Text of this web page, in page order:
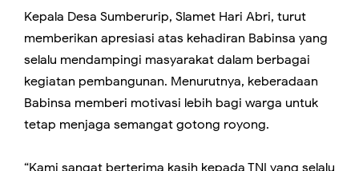
Kepala Desa Sumberurip, Slamet Hari Abri, turut
memberikan apresiasi atas kehadiran Babinsa yang
selalu mendampingi masyarakat dalam berbagai
kegiatan pembangunan. Menurutnya, keberadaan
Babinsa memberi motivasi lebih bagi warga untuk
tetap menjaga semangat gotong royong.